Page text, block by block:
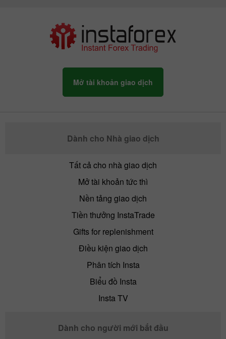
Mở tài khoản giao dịch
Dành cho Nhà giao dịch
Tất cả cho nhà giao dịch
Mở tài khoản tức thì
Nền tảng giao dịch
Tiền thưởng InstaTrade
Gifts for replenishment
Điều kiện giao dịch
Phân tích Insta
Biểu đồ Insta
Insta TV
Dành cho người mới bắt đầu